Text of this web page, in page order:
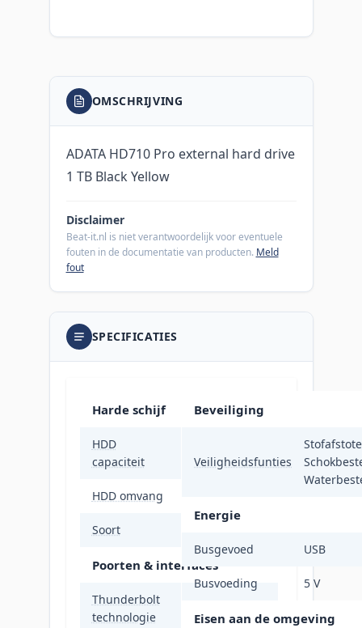
OMSCHRIJVING
ADATA HD710 Pro external hard drive
1 TB Black Yellow
Disclaimer
Beat-it.nl is niet verantwoordelijk voor eventuele
fouten in de documentatie van producten. Meld
fout
SPECIFICATIES
Harde schijf
HDD
capaciteit
HDD omvang
Soort
Poorten & interfaces
Thunderbolt
technologie
Beveiliging
Veiligheidsfunties
Energie
Busgevoed USB
Busvoeding 5 V
Eisen aan de omgeving